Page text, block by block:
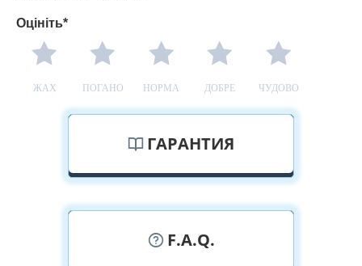
Оцініть*
ЖАХ ПОГАНО НОРМА ДОБРЕ ЧУДОВО
ГАРАНТИЯ
F.A.Q.